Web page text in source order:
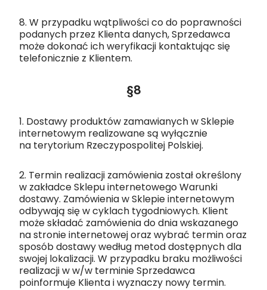
8. W przypadku wątpliwości co do poprawności
podanych przez Klienta danych, Sprzedawca
może dokonać ich weryfikacji kontaktując się
telefonicznie z Klientem.
§8
1. Dostawy produktów zamawianych w Sklepie
internetowym realizowane są wyłącznie
na terytorium Rzeczypospolitej Polskiej.
2. Termin realizacji zamówienia został określony
w zakładce Sklepu internetowego Warunki
dostawy. Zamówienia w Sklepie internetowym
odbywają się w cyklach tygodniowych. Klient
może składać zamówienia do dnia wskazanego
na stronie internetowej oraz wybrać termin oraz
sposób dostawy według metod dostępnych dla
swojej lokalizacji. W przypadku braku możliwości
realizacji w w/w terminie Sprzedawca
poinformuje Klienta i wyznaczy nowy termin.